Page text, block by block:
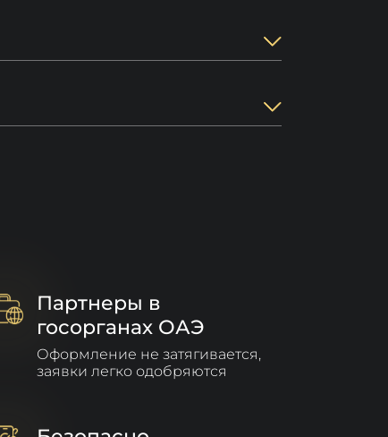
Партнеры в
госорганах ОАЭ
Оформление не затягивается,
заявки легко одобряются